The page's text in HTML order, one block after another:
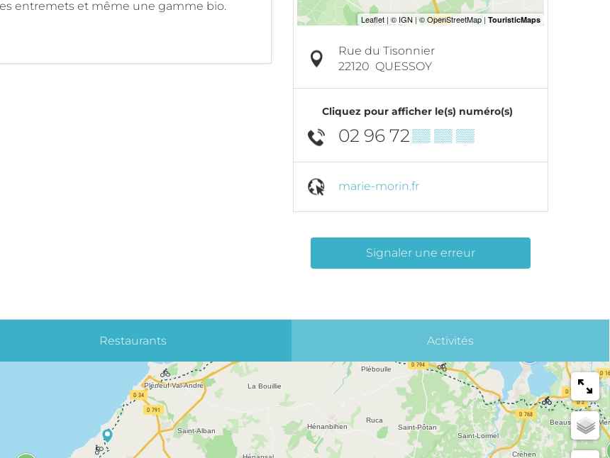
entremets et même une gamme bio.
Rue du Tisonnier
22120 QUESSOY
Cliquez pour afficher le(s) numéro(s)
02 96 72▒▒ ▒▒ ▒▒
marie-morin.fr
Signaler une erreur
Restaurants Activités